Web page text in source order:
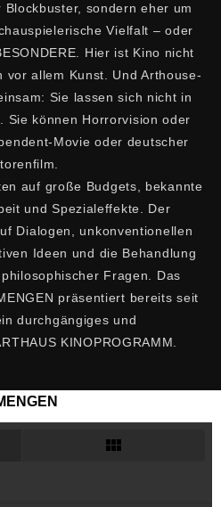
sondern eher um
Vielfalt – oder
Hier ist Kino nicht
allem Kunst. Und Arthouse-
Sie lassen sich nicht in
Sie können Horrorvision oder
Movie oder deutscher
auf große Budgets, bekannte
und Spezialeffekte. Der
Dialogen, unkonventionellen
Ideen und die Behandlung
Fragen. Das
präsentiert bereits seit
durchgängiges und
KINOPROGRAMM.